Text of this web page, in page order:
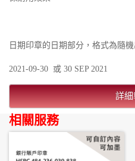
日期印章的日期部分，格式為隨
2021-09-30 或 30 SEP 2021
詳細
相關服務